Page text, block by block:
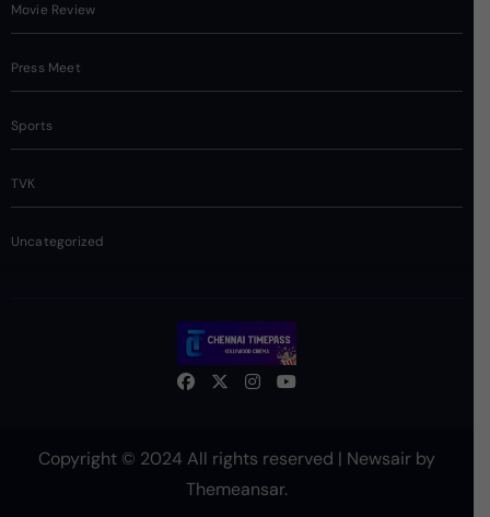
Movie Review
Press Meet
Sports
TVK
Uncategorized
Copyright © 2024 All rights reserved | Newsair by
Themeansar.